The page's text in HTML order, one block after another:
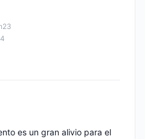
es un gran alivio para el